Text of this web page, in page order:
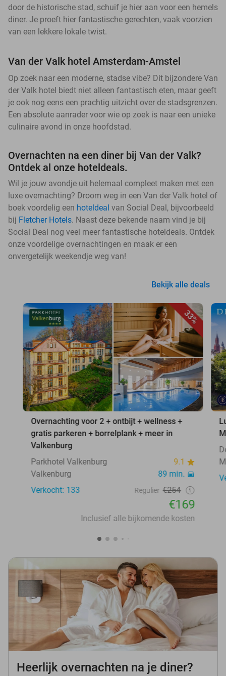
door de historische stad, schuif je hier aan voor een hemels
diner. Je proeft hier fantastische gerechten, vaak voorzien
van een lekkere lokale twist.
Van der Valk hotel Amsterdam-Amstel
Op zoek naar een moderne, stadse vibe? Dit bijzondere Van
der Valk hotel biedt niet alleen fantastisch eten, maar geeft
je ook nog eens een prachtig uitzicht over de stadsgrenzen.
Een absolute aanrader voor wie op zoek is naar een unieke
culinaire avond in onze hoofdstad.
Overnachten na een diner bij Van der Valk?
Ontdek al onze hoteldeals.
Wil je jouw avondje uit helemaal compleet maken met een
luxe overnachting? Droom weg in een Van der Valk hotel of
boek voordelig een hoteldeal van Social Deal, bijvoorbeeld
bij Fletcher Hotels. Naast deze bekende naam vind je bij
Social Deal nog veel meer fantastische hoteldeals. Ontdek
onze voordelige overnachtingen en maak er een
onvergetelijk weekendje weg van!
Bekijk alle deals
33%
Overnachting voor 2 + ontbijt + wellness +
gratis parkeren + borrelplank + meer in
Valkenburg
Parkhotel Valkenburg
9.1
Valkenburg
89 min.
Verkocht: 133
Regulier €254
€169
Inclusief alle bijkomende kosten
Heerlijk overnachten na je diner?